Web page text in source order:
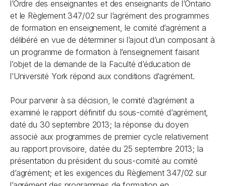
l’Ordre des enseignantes et des enseignants de l’Ontario
et le Règlement 347/02 sur l’agrément des programmes
de formation en enseignement, le comité d’agrément a
délibéré en vue de déterminer si l’ajout d’un composant à
un programme de formation à l’enseignement faisant
l’objet de la demande de la Faculté d’éducation de
l’Université York répond aux conditions d’agrément.
Pour parvenir à sa décision, le comité d’agrément a
examiné le rapport définitif du sous-comité d’agrément,
daté du 30 septembre 2013; la réponse du doyen
associé aux programmes de premier cycle relativement
au rapport provisoire, datée du 25 septembre 2013; la
présentation du président du sous-comité au comité
d’agrément; et les exigences du Règlement 347/02 sur